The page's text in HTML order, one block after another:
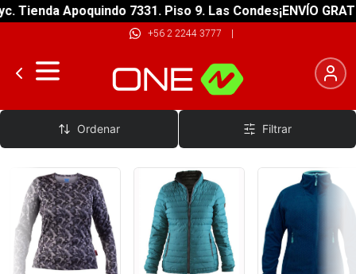
Apoquindo 7331. Piso 9. Las Condes¡ENVÍO GRATIS!
+56 2 2244 3777 |
Vestimenta De Trabajo Superior Mujer
Ordenar Filtrar